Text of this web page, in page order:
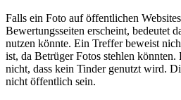
Falls ein Foto auf öffentlichen
Bewertungsseiten erscheint, bedeutet
nutzen könnte. Ein Treffer beweist
ist, da Betrüger Fotos stehlen
nicht, dass kein Tinder genutzt wird.
nicht öffentlich sein.